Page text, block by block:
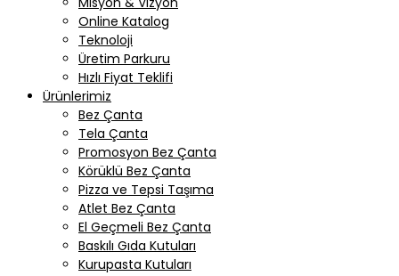
Online Katalog
Teknoloji
Üretim Parkuru
Hızlı Fiyat Teklifi
Ürünlerimiz
Bez Çanta
Tela Çanta
Promosyon Bez Çanta
Körüklü Bez Çanta
Pizza ve Tepsi Taşıma
Atlet Bez Çanta
El Geçmeli Bez Çanta
Baskılı Gıda Kutuları
Kurupasta Kutuları